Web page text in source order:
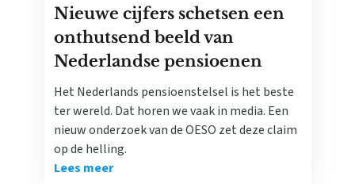
Nieuwe cijfers schetsen een
onthutsend beeld van
Nederlandse pensioenen
Het Nederlands pensioenstelsel is het beste
ter wereld. Dat horen we vaak in media. Een
nieuw onderzoek van de OESO zet deze claim
op de helling.
Lees meer